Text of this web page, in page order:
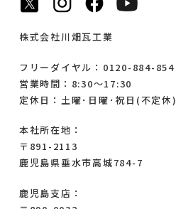
株式会社川畑瓦工業
フリーダイヤル：0120-884-854
営業時間：8:30～17:30
定休日：土曜･日曜･祝日(不定休)
本社所在地：
〒891-2113
鹿児島県垂水市高城784-7
鹿児島支店：